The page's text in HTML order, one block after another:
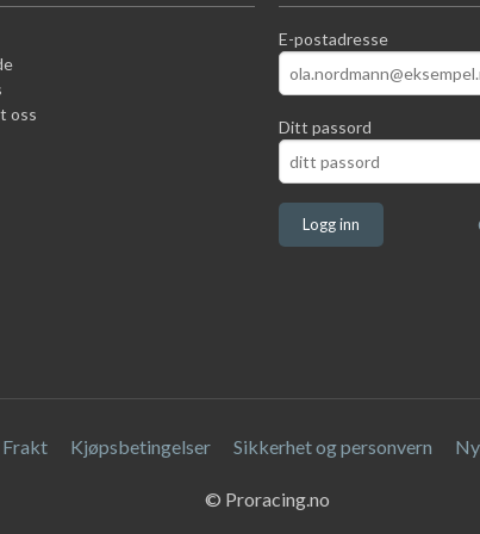
oss
E-postadresse
Ditt passord
Frakt Kjøpsbetingelser Sikkerhet og personvern
© Proracing.no